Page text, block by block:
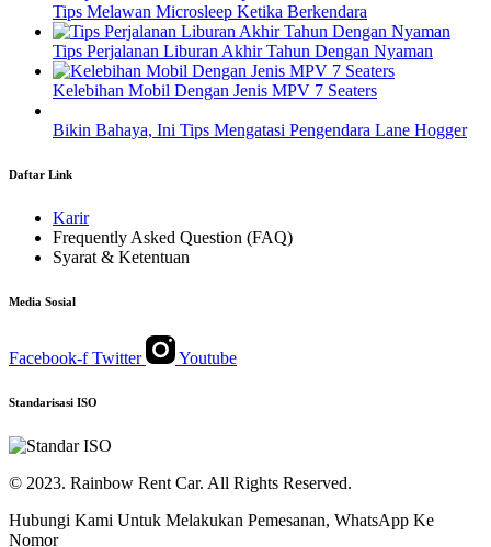
Tips Melawan Microsleep Ketika Berkendara
Tips Perjalanan Liburan Akhir Tahun Dengan Nyaman
Kelebihan Mobil Dengan Jenis MPV 7 Seaters
Bikin Bahaya, Ini Tips Mengatasi Pengendara Lane Hogger
Daftar Link
Karir
Frequently Asked Question (FAQ)
Syarat & Ketentuan
Media Sosial
Facebook-f Twitter Youtube
Standarisasi ISO
© 2023. Rainbow Rent Car. All Rights Reserved.
Hubungi Kami Untuk Melakukan Pemesanan, WhatsApp Ke
Nomor